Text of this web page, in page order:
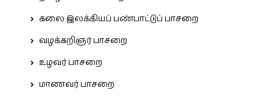
கலை இலக்கியப் பண்பாட்டுப் பாசறை
வழக்கறிஞர் பாசறை
உழவர் பாசறை
மாணவர் பாசறை